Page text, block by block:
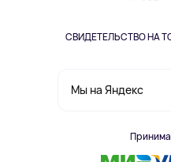
СВИДЕТЕЛЬСТВО НА
Мы на Яндекс